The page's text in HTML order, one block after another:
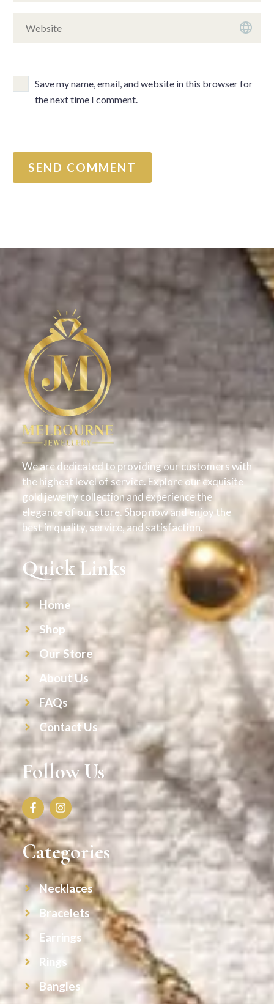
Save my name, email, and website in this browser for
the next time I comment.
SEND COMMENT
We are dedicated to providing our customers with
the highest level of service. Explore our exquisite
gold jewelry collection and experience the
elegance of our store. Shop now and enjoy the
best in quality, service, and satisfaction.
Quick Links
Home
Shop
Our Store
About Us
FAQs
Contact Us
Follow Us
Categories
Necklaces
Bracelets
Earrings
Rings
Bangles